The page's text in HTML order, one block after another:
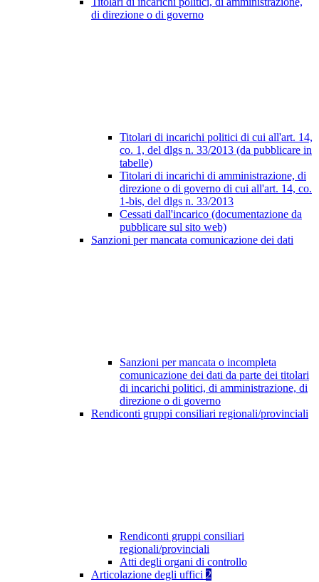
di direzione o di governo
Titolari di incarichi politici di cui all'art. 14,
co. 1, del dlgs n. 33/2013 (da pubblicare in
tabelle)
Titolari di incarichi di amministrazione, di
direzione o di governo di cui all'art. 14, co.
1-bis, del dlgs n. 33/2013
Cessati dall'incarico (documentazione da
pubblicare sul sito web)
Sanzioni per mancata comunicazione dei dati
Sanzioni per mancata o incompleta
comunicazione dei dati da parte dei titolari
di incarichi politici, di amministrazione, di
direzione o di governo
Rendiconti gruppi consiliari regionali/provinciali
Rendiconti gruppi consiliari
regionali/provinciali
Atti degli organi di controllo
Articolazione degli uffici 2